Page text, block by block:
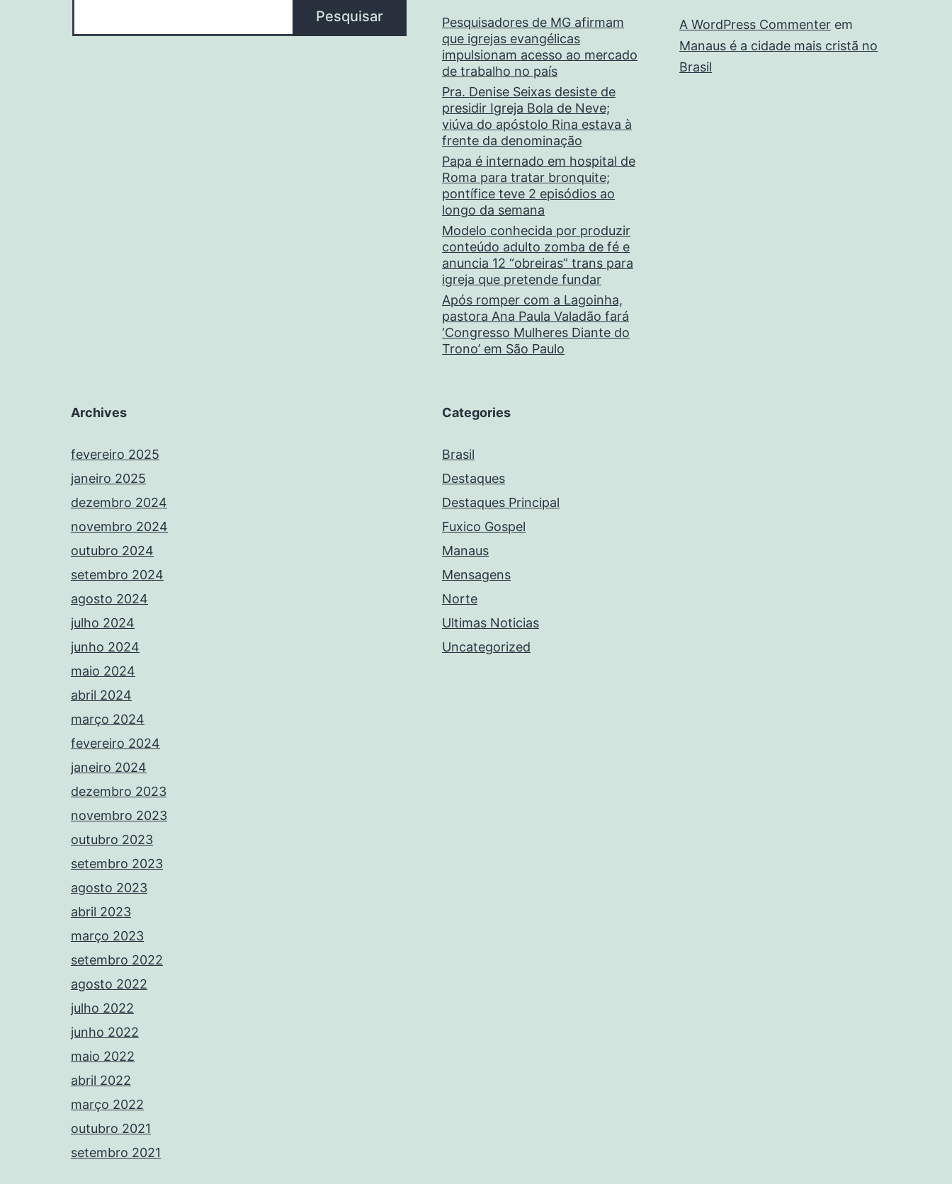
Pesquisar
Pesquisadores de MG afirmam
que igrejas evangélicas
impulsionam acesso ao mercado
de trabalho no país
Pra. Denise Seixas desiste de
presidir Igreja Bola de Neve;
viúva do apóstolo Rina estava à
frente da denominação
Papa é internado em hospital de
Roma para tratar bronquite;
pontífice teve 2 episódios ao
longo da semana
Modelo conhecida por produzir
conteúdo adulto zomba de fé e
anuncia 12 “obreiras” trans para
igreja que pretende fundar
Após romper com a Lagoinha,
pastora Ana Paula Valadão fará
‘Congresso Mulheres Diante do
Trono’ em São Paulo
A WordPress Commenter em
Manaus é a cidade mais cristã no
Brasil
Archives
fevereiro 2025
janeiro 2025
dezembro 2024
novembro 2024
outubro 2024
setembro 2024
agosto 2024
julho 2024
junho 2024
maio 2024
abril 2024
março 2024
fevereiro 2024
janeiro 2024
dezembro 2023
novembro 2023
outubro 2023
setembro 2023
agosto 2023
abril 2023
março 2023
setembro 2022
agosto 2022
julho 2022
junho 2022
maio 2022
abril 2022
março 2022
outubro 2021
setembro 2021
Categories
Brasil
Destaques
Destaques Principal
Fuxico Gospel
Manaus
Mensagens
Norte
Ultimas Noticias
Uncategorized